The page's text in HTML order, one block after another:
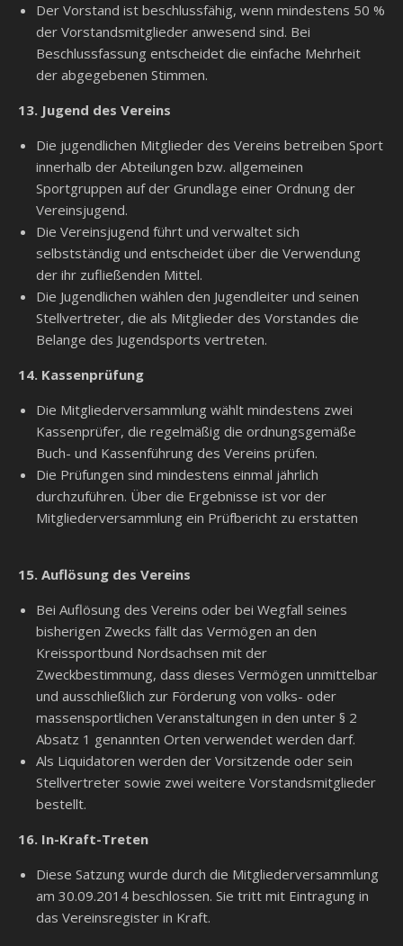
Der Vorstand ist beschlussfähig, wenn mindestens 50 %
der Vorstandsmitglieder anwesend sind. Bei
Beschlussfassung entscheidet die einfache Mehrheit
der abgegebenen Stimmen.
13. Jugend des Vereins
Die jugendlichen Mitglieder des Vereins betreiben Sport
innerhalb der Abteilungen bzw. allgemeinen
Sportgruppen auf der Grundlage einer Ordnung der
Vereinsjugend.
Die Vereinsjugend führt und verwaltet sich
selbstständig und entscheidet über die Verwendung
der ihr zufließenden Mittel.
Die Jugendlichen wählen den Jugendleiter und seinen
Stellvertreter, die als Mitglieder des Vorstandes die
Belange des Jugendsports vertreten.
14. Kassenprüfung
Die Mitgliederversammlung wählt mindestens zwei
Kassenprüfer, die regelmäßig die ordnungsgemäße
Buch- und Kassenführung des Vereins prüfen.
Die Prüfungen sind mindestens einmal jährlich
durchzuführen. Über die Ergebnisse ist vor der
Mitgliederversammlung ein Prüfbericht zu erstatten
15. Auflösung des Vereins
Bei Auflösung des Vereins oder bei Wegfall seines
bisherigen Zwecks fällt das Vermögen an den
Kreissportbund Nordsachsen mit der
Zweckbestimmung, dass dieses Vermögen unmittelbar
und ausschließlich zur Förderung von volks- oder
massensportlichen Veranstaltungen in den unter § 2
Absatz 1 genannten Orten verwendet werden darf.
Als Liquidatoren werden der Vorsitzende oder sein
Stellvertreter sowie zwei weitere Vorstandsmitglieder
bestellt.
16. In-Kraft-Treten
Diese Satzung wurde durch die Mitgliederversammlung
am 30.09.2014 beschlossen. Sie tritt mit Eintragung in
das Vereinsregister in Kraft.